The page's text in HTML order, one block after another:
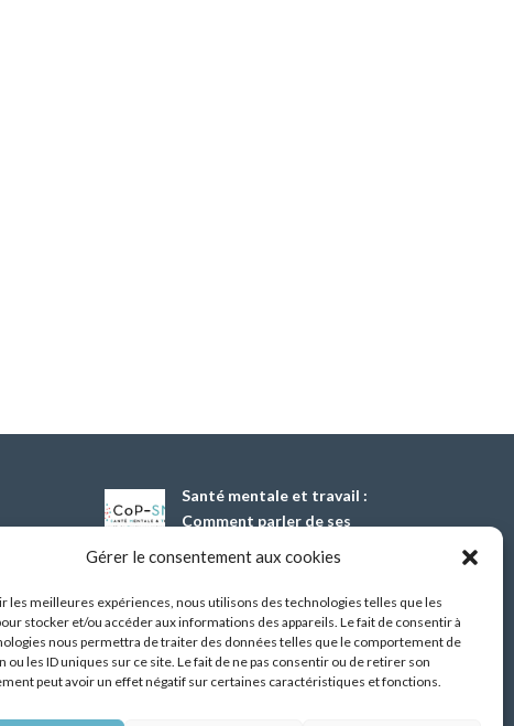
Gérer le consentement aux cookies
les meilleures expériences, nous utilisons des technologies telles que les
stocker et/ou accéder aux informations des appareils. Le fait de consentir à
nous permettra de traiter des données telles que le comportement de
ou les ID uniques sur ce site. Le fait de ne pas consentir ou de retirer son
peut avoir un effet négatif sur certaines caractéristiques et fonctions.
Santé mentale et travail :
Comment parler de ses
13 Oct 2026
Démonstrateur d’éclairage
intelligent dans les
bâtiments tertiaires,